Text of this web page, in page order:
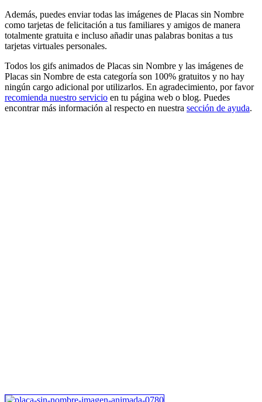
Además, puedes enviar todas las imágenes de Placas sin Nombre
como tarjetas de felicitación a tus familiares y amigos de manera
totalmente gratuita e incluso añadir unas palabras bonitas a tus
tarjetas virtuales personales.
Todos los gifs animados de Placas sin Nombre y las imágenes de
Placas sin Nombre de esta categoría son 100% gratuitos y no hay
ningún cargo adicional por utilizarlos. En agradecimiento, por favor
recomienda nuestro servicio en tu página web o blog. Puedes
encontrar más información al respecto en nuestra sección de ayuda.